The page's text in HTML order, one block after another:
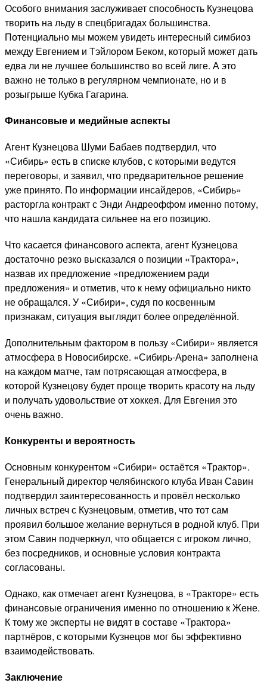
Особого внимания заслуживает способность Кузнецова
творить на льду в спецбригадах большинства.
Потенциально мы можем увидеть интересный симбиоз
между Евгением и Тэйлором Беком, который может дать
едва ли не лучшее большинство во всей лиге. А это
важно не только в регулярном чемпионате, но и в
розыгрыше Кубка Гагарина.
Финансовые и медийные аспекты
Агент Кузнецова Шуми Бабаев подтвердил, что
«Сибирь» есть в списке клубов, с которыми ведутся
переговоры, и заявил, что предварительное решение
уже принято. По информации инсайдеров, «Сибирь»
расторгла контракт с Энди Андреоффом именно потому,
что нашла кандидата сильнее на его позицию.
Что касается финансового аспекта, агент Кузнецова
достаточно резко высказался о позиции «Трактора»,
назвав их предложение «предложением ради
предложения» и отметив, что к нему официально никто
не обращался. У «Сибири», судя по косвенным
признакам, ситуация выглядит более определённой.
Дополнительным фактором в пользу «Сибири» является
атмосфера в Новосибирске. «Сибирь-Арена» заполнена
на каждом матче, там потрясающая атмосфера, в
которой Кузнецову будет проще творить красоту на льду
и получать удовольствие от хоккея. Для Евгения это
очень важно.
Конкуренты и вероятность
Основным конкурентом «Сибири» остаётся «Трактор».
Генеральный директор челябинского клуба Иван Савин
подтвердил заинтересованность и провёл несколько
личных встреч с Кузнецовым, отметив, что тот сам
проявил большое желание вернуться в родной клуб. При
этом Савин подчеркнул, что общается с игроком лично,
без посредников, и основные условия контракта
согласованы.
Однако, как отмечает агент Кузнецова, в «Тракторе» есть
финансовые ограничения именно по отношению к Жене.
К тому же эксперты не видят в составе «Трактора»
партнёров, с которыми Кузнецов мог бы эффективно
взаимодействовать.
Заключение